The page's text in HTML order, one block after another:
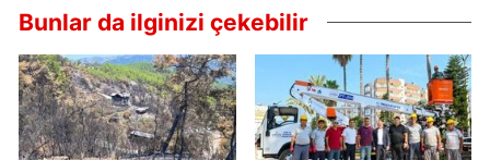
Bunlar da ilginizi çekebilir